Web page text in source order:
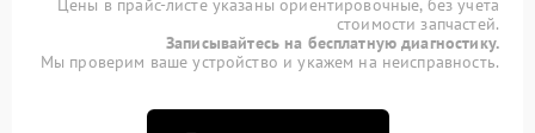
Цены в прайс-листе указаны ориентировочные, без учета
стоимости запчастей.
Записывайтесь на бесплатную диагностику.
Мы проверим ваше устройство и укажем на неисправность.